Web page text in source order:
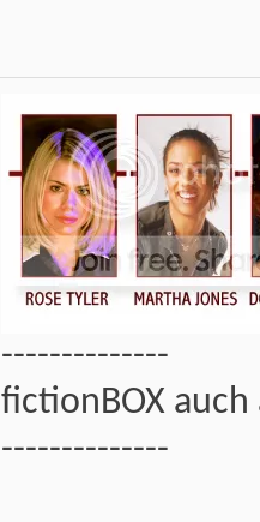
--------------
fictionBOX
--------------